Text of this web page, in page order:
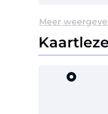
Meer